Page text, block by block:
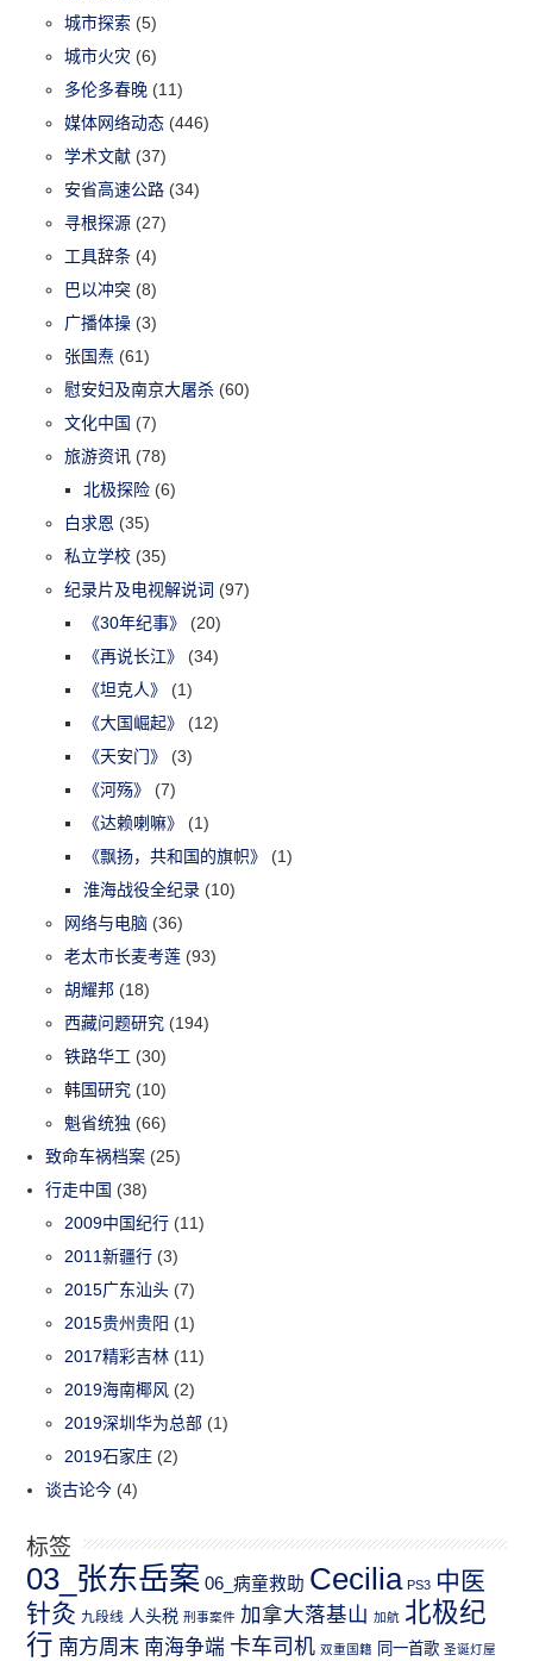
城市探索 (5)
城市火灾 (6)
多伦多春晚 (11)
媒体网络动态 (446)
学术文献 (37)
安省高速公路 (34)
寻根探源 (27)
工具辞条 (4)
巴以冲突 (8)
广播体操 (3)
张国焘 (61)
慰安妇及南京大屠杀 (60)
文化中国 (7)
旅游资讯 (78)
北极探险 (6)
白求恩 (35)
私立学校 (35)
纪录片及电视解说词 (97)
《30年纪事》
(20)
《再说长江》
(34)
《坦克人》
(1)
《大国崛起》
(12)
《天安门》
(3)
《河殇》
(7)
《达赖喇嘛》
(1)
《飘扬，共和国的旗帜》
(1)
淮海战役全纪录 (10)
网络与电脑 (36)
老太市长麦考莲 (93)
胡耀邦 (18)
西藏问题研究 (194)
铁路华工 (30)
韩国研究 (10)
魁省统独 (66)
致命车祸档案 (25)
行走中国 (38)
2009中国纪行 (11)
2011新疆行 (3)
2015广东汕头 (7)
2015贵州贵阳 (1)
2017精彩吉林 (11)
2019海南椰风 (2)
2019深圳华为总部 (1)
2019石家庄 (2)
谈古论今 (4)
标签
03_张东岳案 06_病童救助 Cecilia PS3 中医
针灸 九段线 人头税 刑事案件 加拿大落基山 加航 北极纪
行 南方周末 南海争端 卡车司机 双重国籍 同一首歌 圣诞灯屋